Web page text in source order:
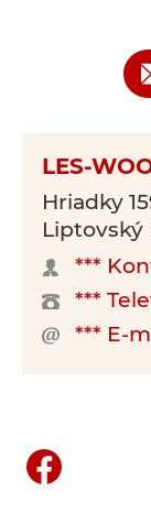
LES-
Hriadky
Liptovský
***
***
*** E-